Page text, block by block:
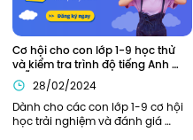
Cơ hội cho con lớp 1-9 học thử
và kiểm tra trình độ tiếng Anh
MIỄN PHÍ
28/02/2024
Dành cho các con lớp 1-9 cơ hội
học trải nghiệm và đánh giá